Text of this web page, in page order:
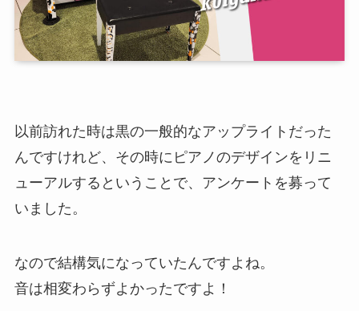
以前訪れた時は黒の一般的なアップライトだった
んですけれど、その時にピアノのデザインをリニ
ューアルするということで、アンケートを募って
いました。
なので結構気になっていたんですよね。
音は相変わらずよかったですよ！